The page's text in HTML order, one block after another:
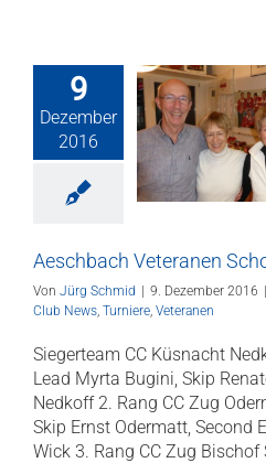
9
Dezember
2016
Veteranen
Turnier
Trophy
Club News
Veteranen
Aeschbach Veteranen
Von Jürg Schmid 9. Dezember 2016
Club News, Turniere, Veteranen
Siegerteam CC Küsnacht
Lead Myrta Bugini, Skip
Nedkoff 2. Rang CC Zug
Skip Ernst Odermatt, Second
Wick 3. Rang CC Zug Bischof